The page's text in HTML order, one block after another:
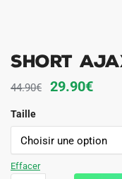
Short
44.90€
Le
initial
était :
29.90€Le
est :
Taille
Effacer